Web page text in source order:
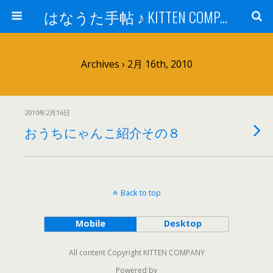
はなうた手帖 ♪ KITTEN COMPANY
Archives › 2月 16th, 2010
2010年2月16日
おうちにゃんこ紹介その８
Back to top
Mobile Desktop
All content Copyright KITTEN COMPANY
Powered by